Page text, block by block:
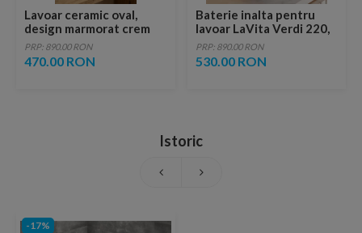
Lavoar ceramic oval,
design marmorat crem
lucios cu vene aurii,
ventil inclus
PRP: 890.00 RON
470.00 RON
Baterie inalta pentru
lavoar LaVita Verdi 220,
fara ventil, brushed
copper
PRP: 890.00 RON
530.00 RON
Istoric
-17%